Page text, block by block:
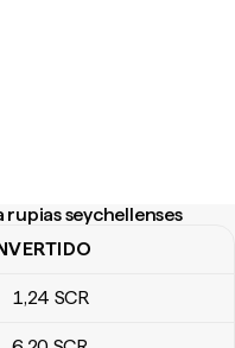
rupias seychellenses
seychellenses
1,24 SCR